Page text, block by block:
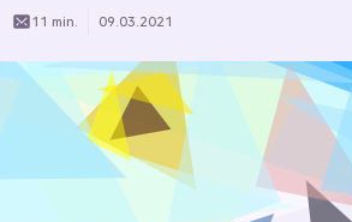
11 min. 09.03.2021